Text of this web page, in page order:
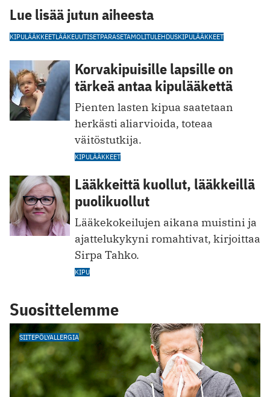
Lue lisää jutun aiheesta
KIPULÄÄKKEETLÄÄKEUUTISETPARASETAMOLITULEHDUSKIPULÄÄKKEET
Korvakipuisille lapsille on
tärkeä antaa kipulääkettä
Pienten lasten kipua saatetaan
herkästi aliarvioida, toteaa
väitöstutkija.
KIPULÄÄKKEET
Lääkkeittä kuollut, lääkkeillä
puolikuollut
Lääkekokeilujen aikana muistini ja
ajattelukykyni romahtivat, kirjoittaa
Sirpa Tahko.
KIPU
Suosittelemme
SIITEPÖLYALLERGIA